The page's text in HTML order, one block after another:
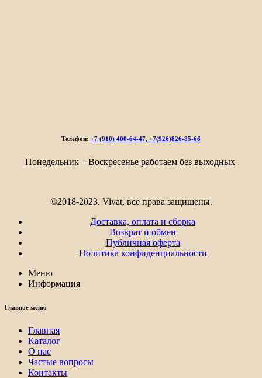
Телефон: +7 (910) 400-64-47, +7(926)826-85-66
Понедельник – Воскресенье работаем без выходных
©2018-2023. Vivat, все права защищены.
Доставка, оплата и сборка
Возврат и обмен
Публичная оферта
Политика конфиденциальности
Меню
Информация
Главное меню
Главная
Каталог
О нас
Частые вопросы
Контакты